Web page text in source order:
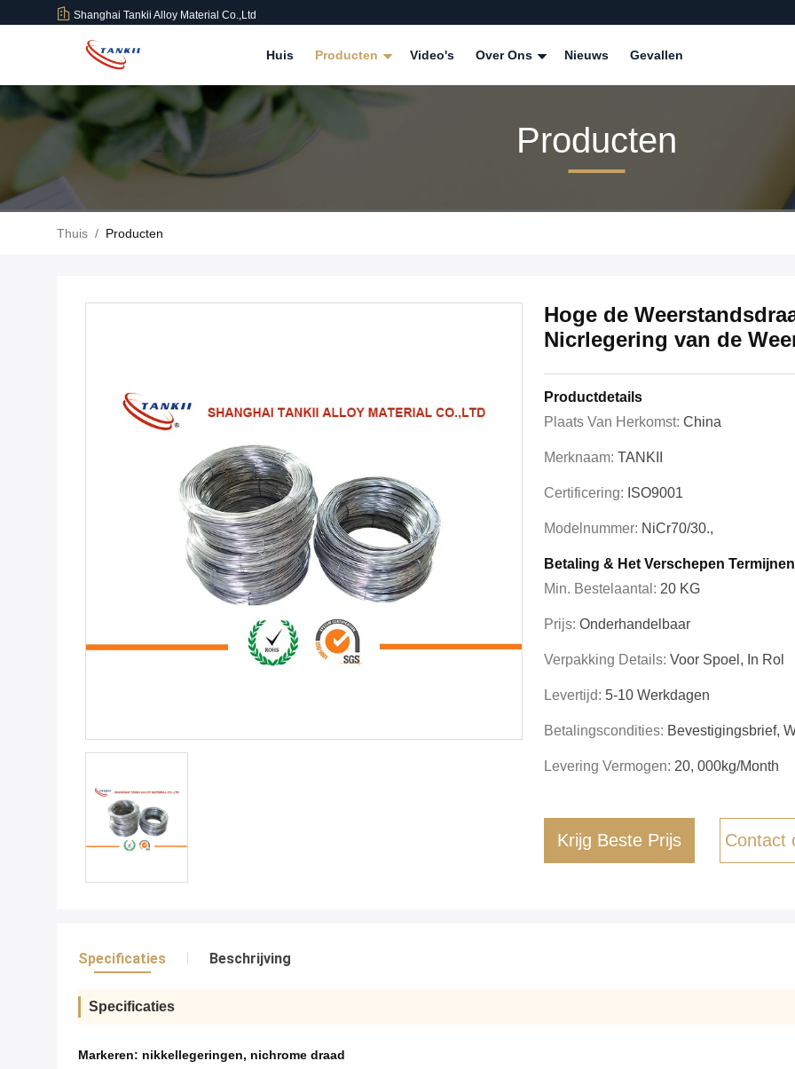
Shanghai Tankii Alloy Material Co.,Ltd
Huis Producten Video's Over Ons Nieuws Gevallen
Producten
Thuis / Producten
Hoge de
Nicrlegering van de
Productdetails
Plaats Van Herkomst: China
Merknaam: TANKII
Certificering: ISO9001
Modelnummer: NiCr70/30.,
Betaling & Het Verschepen Termijnen
Min. Bestelaantal: 20 KG
Prijs: Onderhandelbaar
Verpakking Details: Voor Spoel, In Rol
Levertijd: 5-10 Werkdagen
Betalingscondities: Bevestigingsbrief,
Levering Vermogen: 20, 000kg/month
Krijg Beste Prijs Contact
Specificaties Beschrijving
Specificaties
Markeren: nikkellegeringen, nichrome draad